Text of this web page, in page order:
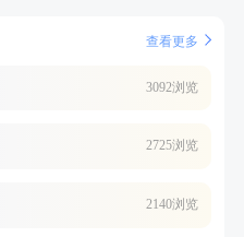
查看更多
3092浏览
2725浏览
2140浏览